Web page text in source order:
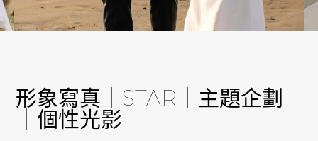
形象寫真｜STAR｜主題企劃
｜個性光影